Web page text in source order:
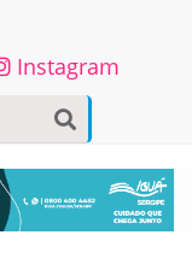
Instagram